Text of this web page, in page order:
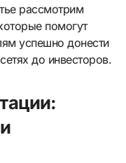
рассмотрим
помогут
успешно донести
до инвесторов.